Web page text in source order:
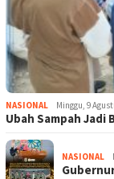
NASIONAL Minggu, 9
Ubah Sampah
NASIONAL